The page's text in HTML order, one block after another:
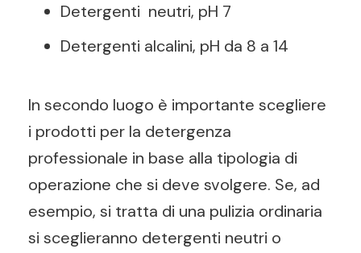
Detergenti neutri, pH 7
Detergenti alcalini, pH da 8 a 14
In secondo luogo è importante scegliere
i prodotti per la detergenza
professionale in base alla tipologia di
operazione che si deve svolgere. Se, ad
esempio, si tratta di una pulizia ordinaria
si sceglieranno detergenti neutri o